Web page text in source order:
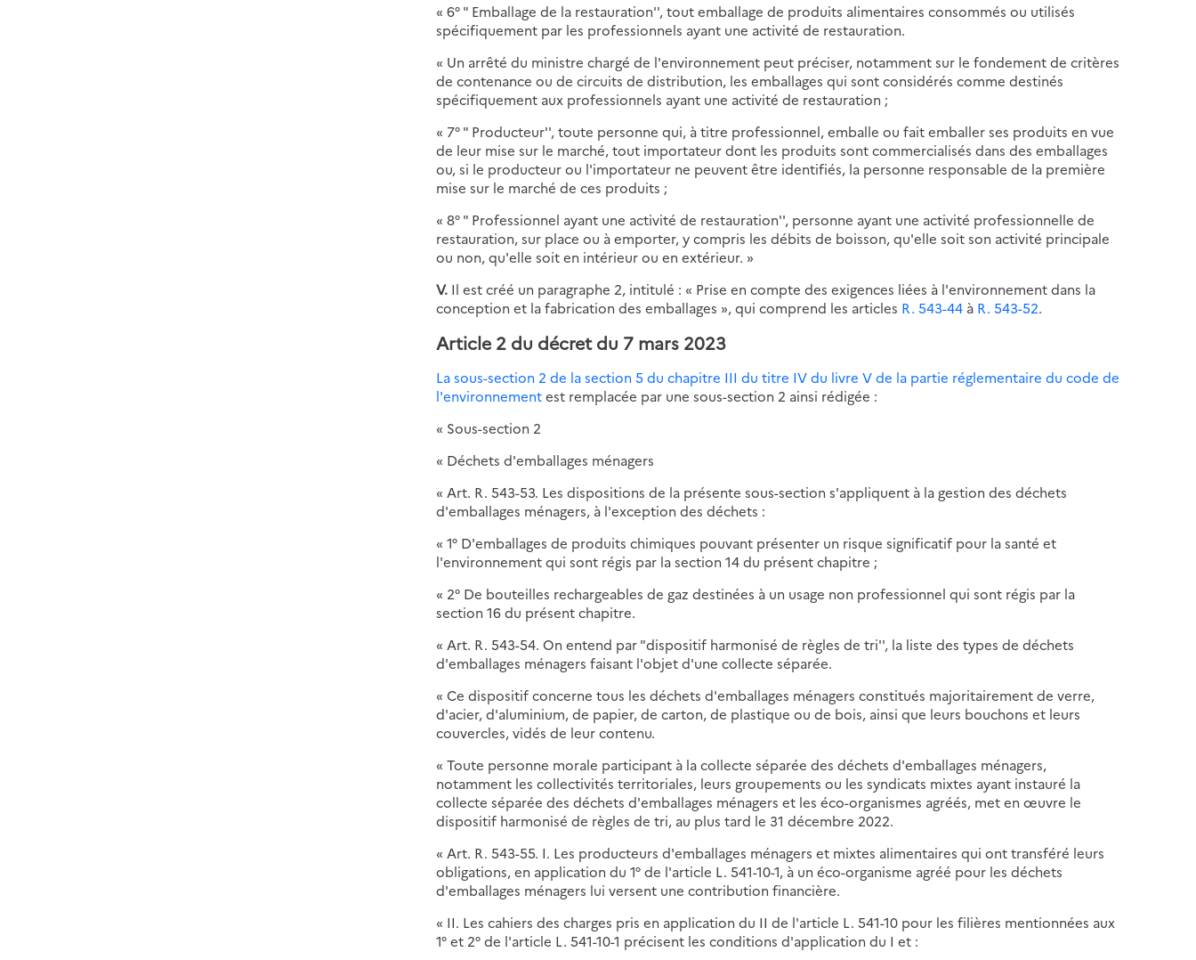
« 6° " Emballage de la restauration'', tout emballage de produits alimentaires consommés ou utilisés
spécifiquement par les professionnels ayant une activité de restauration.
« Un arrêté du ministre chargé de l'environnement peut préciser, notamment sur le fondement de critères
de contenance ou de circuits de distribution, les emballages qui sont considérés comme destinés
spécifiquement aux professionnels ayant une activité de restauration ;
« 7° " Producteur'', toute personne qui, à titre professionnel, emballe ou fait emballer ses produits en vue
de leur mise sur le marché, tout importateur dont les produits sont commercialisés dans des emballages
ou, si le producteur ou l'importateur ne peuvent être identifiés, la personne responsable de la première
mise sur le marché de ces produits ;
« 8° " Professionnel ayant une activité de restauration'', personne ayant une activité professionnelle de
restauration, sur place ou à emporter, y compris les débits de boisson, qu'elle soit son activité principale
ou non, qu'elle soit en intérieur ou en extérieur. »
V. Il est créé un paragraphe 2, intitulé : « Prise en compte des exigences liées à l'environnement dans la
conception et la fabrication des emballages », qui comprend les articles R. 543-44 à R. 543-52.
Article 2 du décret du 7 mars 2023
La sous-section 2 de la section 5 du chapitre III du titre IV du livre V de la partie réglementaire du code de
l'environnementest remplacée par une sous-section 2 ainsi rédigée :
« Sous-section 2
« Déchets d'emballages ménagers
« Art. R. 543-53. Les dispositions de la présente sous-section s'appliquent à la gestion des déchets
d'emballages ménagers, à l'exception des déchets :
« 1° D'emballages de produits chimiques pouvant présenter un risque significatif pour la santé et
l'environnement qui sont régis par la section 14 du présent chapitre ;
« 2° De bouteilles rechargeables de gaz destinées à un usage non professionnel qui sont régis par la
section 16 du présent chapitre.
« Art. R. 543-54. On entend par "dispositif harmonisé de règles de tri'', la liste des types de déchets
d'emballages ménagers faisant l'objet d'une collecte séparée.
« Ce dispositif concerne tous les déchets d'emballages ménagers constitués majoritairement de verre,
d'acier, d'aluminium, de papier, de carton, de plastique ou de bois, ainsi que leurs bouchons et leurs
couvercles, vidés de leur contenu.
« Toute personne morale participant à la collecte séparée des déchets d'emballages ménagers,
notamment les collectivités territoriales, leurs groupements ou les syndicats mixtes ayant instauré la
collecte séparée des déchets d'emballages ménagers et les éco-organismes agréés, met en œuvre le
dispositif harmonisé de règles de tri, au plus tard le 31 décembre 2022.
« Art. R. 543-55. I. Les producteurs d'emballages ménagers et mixtes alimentaires qui ont transféré leurs
obligations, en application du 1° de l'article L. 541-10-1, à un éco-organisme agréé pour les déchets
d'emballages ménagers lui versent une contribution financière.
« II. Les cahiers des charges pris en application du II de l'article L. 541-10 pour les filières mentionnées aux
1° et 2° de l'article L. 541-10-1 précisent les conditions d'application du I et :